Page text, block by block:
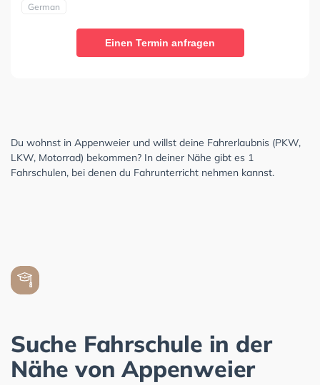
German
Einen Termin anfragen
Du wohnst in Appenweier und willst deine Fahrerlaubnis (PKW,
LKW, Motorrad) bekommen? In deiner Nähe gibt es 1
Fahrschulen, bei denen du Fahrunterricht nehmen kannst.
Suche Fahrschule in der
Nähe von Appenweier